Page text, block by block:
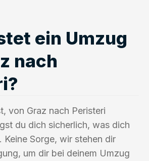
ein Umzug
nach
von Graz nach Peristeri
du dich sicherlich, was dich
Keine Sorge, wir stehen dir
um dir bei deinem Umzug